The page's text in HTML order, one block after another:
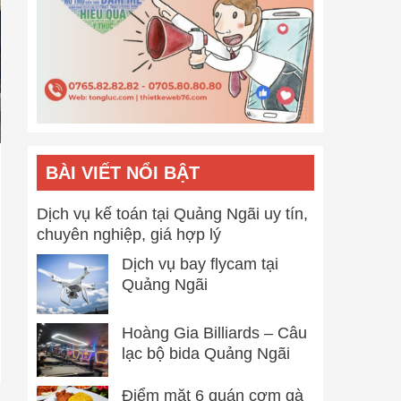
BÀI VIẾT NỔI BẬT
Dịch vụ kế toán tại Quảng Ngãi uy tín,
chuyên nghiệp, giá hợp lý
Dịch vụ bay flycam tại
Quảng Ngãi
Hoàng Gia Billiards – Câu
lạc bộ bida Quảng Ngãi
Điểm mặt 6 quán cơm gà